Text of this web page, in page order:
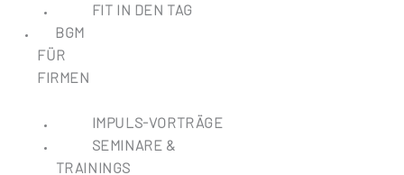
FIT IN DEN TAG
BGM
FÜR
FIRMEN
IMPULS-VORTRÄGE
SEMINARE &
TRAININGS